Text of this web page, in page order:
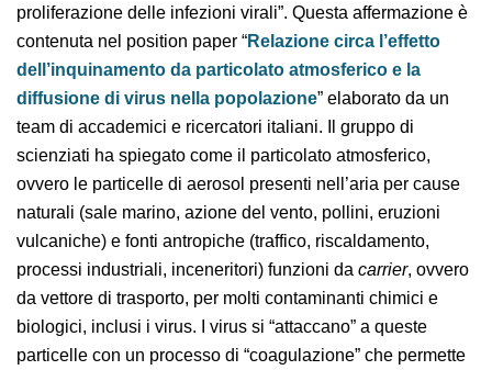
base della rassegna scientifica, storicamente
ricostruita, si può dedurre che il particolato
atmosferico (Pm10, Pm2.5) costituisca un efficace
vettore per il trasporto, diffusione e proliferazione
delle infezioni virali”. Questa affermazione è contenuta
nel position paper “Relazione circa l’effetto
dell’inquinamento da particolato atmosferico e la
diffusione di virus nella popolazione” elaborato da
un team di accademici e ricercatori italiani. Il gruppo di
scienziati ha spiegato come il particolato atmosferico,
ovvero le particelle di aerosol presenti nell’aria per
cause naturali (sale marino, azione del vento, pollini,
eruzioni vulcaniche) e fonti antropiche (traffico,